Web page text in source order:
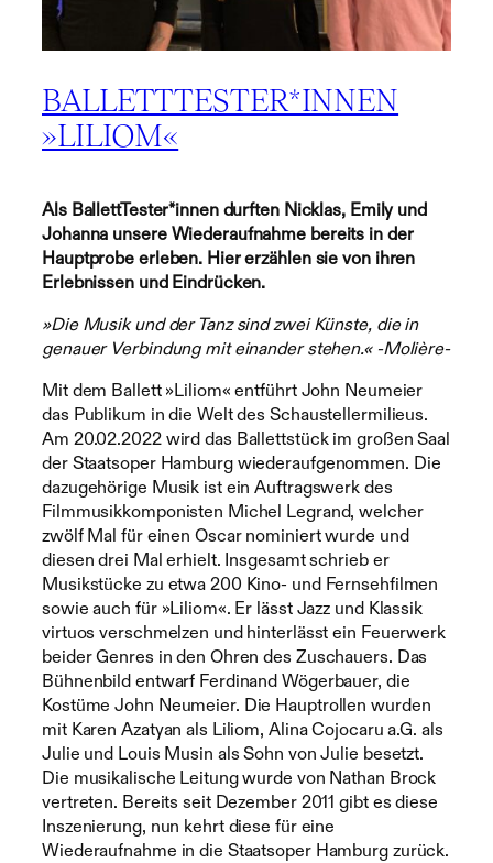
BALLETTTESTER*INNEN
»LILIOM«
Als BallettTester*innen durften Nicklas, Emily und
Johanna unsere Wiederaufnahme bereits in der
Hauptprobe erleben. Hier erzählen sie von ihren
Erlebnissen und Eindrücken.
»Die Musik und der Tanz sind zwei Künste, die in
genauer Verbindung mit einander stehen.« -Molière-
Mit dem Ballett »Liliom« entführt John Neumeier
das Publikum in die Welt des Schaustellermilieus.
Am 20.02.2022 wird das Ballettstück im großen Saal
der Staatsoper Hamburg wiederaufgenommen. Die
dazugehörige Musik ist ein Auftragswerk des
Filmmusikkomponisten Michel Legrand, welcher
zwölf Mal für einen Oscar nominiert wurde und
diesen drei Mal erhielt. Insgesamt schrieb er
Musikstücke zu etwa 200 Kino- und Fernsehfilmen
sowie auch für »Liliom«. Er lässt Jazz und Klassik
virtuos verschmelzen und hinterlässt ein Feuerwerk
beider Genres in den Ohren des Zuschauers. Das
Bühnenbild entwarf Ferdinand Wögerbauer, die
Kostüme John Neumeier. Die Hauptrollen wurden
mit Karen Azatyan als Liliom, Alina Cojocaru a.G. als
Julie und Louis Musin als Sohn von Julie besetzt.
Die musikalische Leitung wurde von Nathan Brock
vertreten. Bereits seit Dezember 2011 gibt es diese
Inszenierung, nun kehrt diese für eine
Wiederaufnahme in die Staatsoper Hamburg zurück.